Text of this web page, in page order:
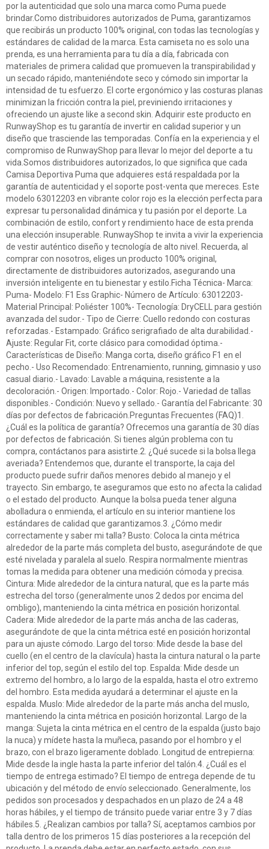
por la autenticidad que solo una marca como Puma puede
brindar.Como distribuidores autorizados de Puma, garantizamos
que recibirás un producto 100% original, con todas las tecnologías y
estándares de calidad de la marca. Esta camiseta no es solo una
prenda, es una herramienta para tu día a día, fabricada con
materiales de primera calidad que promueven la transpirabilidad y
un secado rápido, manteniéndote seco y cómodo sin importar la
intensidad de tu esfuerzo. El corte ergonómico y las costuras planas
minimizan la fricción contra la piel, previniendo irritaciones y
ofreciendo un ajuste like a second skin. Adquirir este producto en
RunwayShop es tu garantía de invertir en calidad superior y un
diseño que trasciende las temporadas. Confía en la experiencia y el
compromiso de RunwayShop para llevar lo mejor del deporte a tu
vida.Somos distribuidores autorizados, lo que significa que cada
Camisa Deportiva Puma que adquieres está respaldada por la
garantía de autenticidad y el soporte post-venta que mereces. Este
modelo 63012203 en vibrante color rojo es la elección perfecta para
expresar tu personalidad dinámica y tu pasión por el deporte. La
combinación de estilo, confort y rendimiento hace de esta prenda
una elección insuperable. RunwayShop te invita a vivir la experiencia
de vestir auténtico diseño y tecnología de alto nivel. Recuerda, al
comprar con nosotros, eliges un producto 100% original,
directamente de distribuidores autorizados, asegurando una
inversión inteligente en tu bienestar y estilo.Ficha Técnica- Marca:
Puma- Modelo: F1 Ess Graphic- Número de Artículo: 63012203-
Material Principal: Poliéster 100%- Tecnología: DryCELL para gestión
avanzada del sudor.- Tipo de Cierre: Cuello redondo con costuras
reforzadas.- Estampado: Gráfico serigrafiado de alta durabilidad.-
Ajuste: Regular Fit, corte clásico para comodidad óptima.-
Características de Diseño: Manga corta, diseño gráfico F1 en el
pecho.- Uso Recomendado: Entrenamiento, running, gimnasio y uso
casual diario.- Lavado: Lavable a máquina, resistente a la
decoloración.- Origen: Importado.- Color: Rojo.- Variedad de tallas
disponibles.- Condición: Nuevo y sellado.- Garantía del Fabricante: 30
días por defectos de fabricación.Preguntas Frecuentes (FAQ)1.
¿Cuál es la política de garantía? Ofrecemos una garantía de 30 días
por defectos de fabricación. Si tienes algún problema con tu
compra, contáctanos para asistirte.2. ¿Qué sucede si la bolsa llega
averiada? Entendemos que, durante el transporte, la caja del
producto puede sufrir daños menores debido al manejo y el
trayecto. Sin embargo, te aseguramos que esto no afecta la calidad
o el estado del producto. Aunque la bolsa pueda tener alguna
abolladura o enmienda, el artículo en su interior mantiene los
estándares de calidad que garantizamos.3. ¿Cómo medir
correctamente y saber mi talla? Busto: Coloca la cinta métrica
alrededor de la parte más completa del busto, asegurándote de que
esté nivelada y paralela al suelo. Respira normalmente mientras
tomas la medida para obtener una medición cómoda y precisa.
Cintura: Mide alrededor de la cintura natural, que es la parte más
estrecha del torso (generalmente unos 2 dedos por encima del
ombligo), manteniendo la cinta métrica en posición horizontal.
Cadera: Mide alrededor de la parte más ancha de las caderas,
asegurándote de que la cinta métrica esté en posición horizontal
para un ajuste cómodo. Largo del torso: Mide desde la base del
cuello (en el centro de la clavícula) hasta la cintura natural o la parte
inferior del top, según el estilo del top. Espalda: Mide desde un
extremo del hombro, a lo largo de la espalda, hasta el otro extremo
del hombro. Esta medida ayudará a determinar el ajuste en la
espalda. Muslo: Mide alrededor de la parte más ancha del muslo,
manteniendo la cinta métrica en posición horizontal. Largo de la
manga: Sujeta la cinta métrica en el centro de la espalda (justo bajo
la nuca) y mídete hasta la muñeca, pasando por el hombro y el
brazo, con el brazo ligeramente doblado. Longitud de entrepierna:
Mide desde la ingle hasta la parte inferior del talón.4. ¿Cuál es el
tiempo de entrega estimado? El tiempo de entrega depende de tu
ubicación y del método de envío seleccionado. Generalmente, los
pedidos son procesados y despachados en un plazo de 24 a 48
horas hábiles, y el tiempo de tránsito puede variar entre 3 y 7 días
hábiles.5. ¿Realizan cambios por talla? Sí, aceptamos cambios por
talla dentro de los primeros 15 días posteriores a la recepción del